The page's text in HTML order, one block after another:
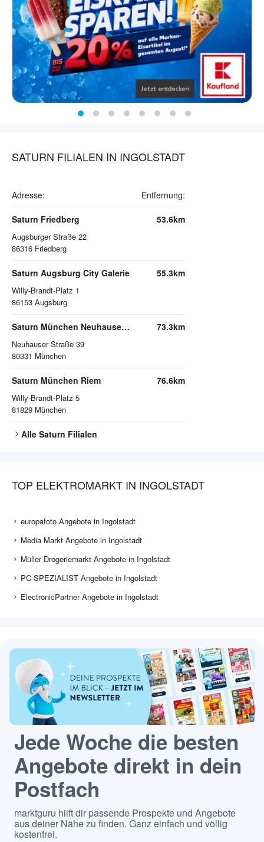
SATURN FILIALEN IN INGOLSTADT
Adresse: Entfernung:
Saturn Friedberg
Augsburger Straße 22
86316 Friedberg
53.6km
Saturn Augsburg City Galerie
Willy-Brandt-Platz 1
86153 Augsburg
55.3km
Saturn München Neuhauser Straße
Neuhauser Straße 39
80331 München
73.3km
Saturn München Riem
Willy-Brandt-Platz 5
81829 München
76.6km
Alle Saturn Filialen
TOP ELEKTROMARKT IN INGOLSTADT
europafoto Angebote in Ingolstadt
Media Markt Angebote in Ingolstadt
Müller Drogeriemarkt Angebote in Ingolstadt
PC-SPEZIALIST Angebote in Ingolstadt
ElectronicPartner Angebote in Ingolstadt
Jede Woche die besten
Angebote direkt in dein
Postfach
marktguru hilft dir passende Prospekte und Angebote
aus deiner Nähe zu finden. Ganz einfach und völlig
kostenfrei.